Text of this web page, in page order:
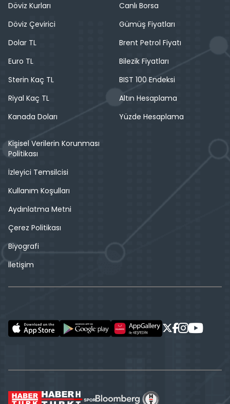
Döviz Kurları
Döviz Çevirici
Dolar TL
Euro TL
Sterin Kaç TL
Riyal Kaç TL
Kanada Doları
Canlı Borsa
Gümüş Fiyatları
Brent Petrol Fiyatı
Bilezik Fiyatları
BIST 100 Endeksi
Altın Hesaplama
Yüzde Hesaplama
Kişisel Verilerin Korunması
Politikası
İzleyici Temsilcisi
Kullanım Koşulları
Aydınlatma Metni
Çerez Politikası
Biyografi
İletişim